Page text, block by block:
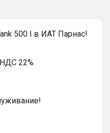
500 I в ИАТ Парнас!
22%